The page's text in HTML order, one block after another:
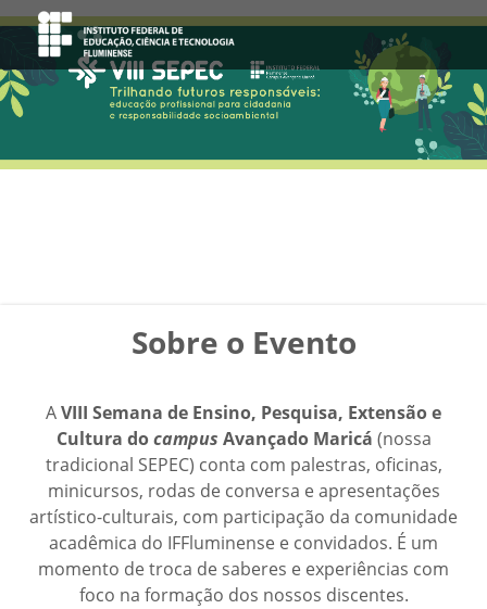
Sobre o Evento
AVIII Semana de Ensino, Pesquisa, Extensão e
Cultura docampus Avançado Maricá (nossa
tradicional SEPEC) conta com palestras, oficinas,
minicursos, rodas de conversa e apresentações
artístico-culturais, com participação da comunidade
acadêmica do IFFluminense e convidados. É um
momento de troca de saberes e experiências com
foco na formação dos nossos discentes.